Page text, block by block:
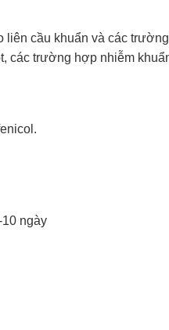
cầu khuẩn và các
các trường hợp nhiễm
ngày